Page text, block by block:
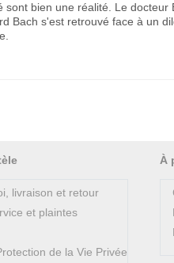
sont bien une réalité. Le
Bach s'est retrouvé face à un
livraison et retour
et plaintes
de la Vie Privée
À